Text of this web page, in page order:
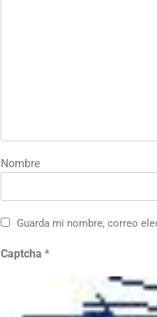
Nombre
Guarda mi nombre, correo
Captcha *